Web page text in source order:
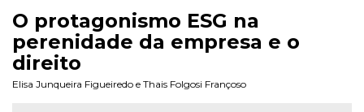
O protagonismo ESG na
perenidade da empresa e o
direito
Elisa Junqueira Figueiredo e Thais Folgosi Françoso